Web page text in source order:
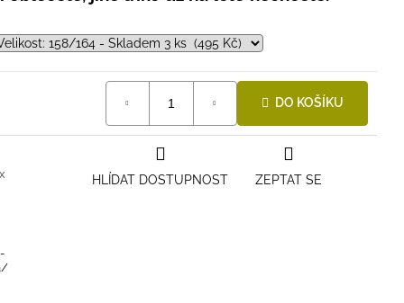
DO KOŠÍKU
ZEPTAT SE
HLÍDAT DOSTUPNOST